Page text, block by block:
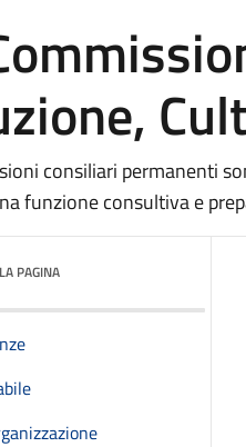
consiliari permanenti
funzione consultiva e
PAGINA